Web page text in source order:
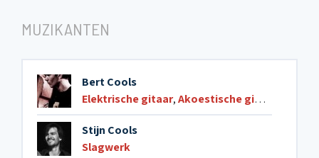
MUZIKANTEN
Bert Cools
Elektrische gitaar,Akoestische gitaar
Stijn Cools
Slagwerk